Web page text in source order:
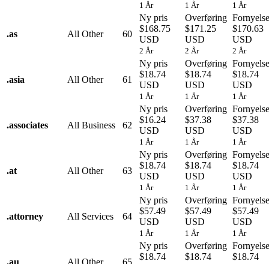
1 År 1 År 1 År
.as All Other 60
Ny pris
$168.75
USD
2 År
Overføring
$171.25
USD
2 År
Fornyelse
$170.63
USD
2 År
.asia All Other 61
Ny pris
$18.74
USD
1 År
Overføring
$18.74
USD
1 År
Fornyelse
$18.74
USD
1 År
.associates All Business 62
Ny pris
$16.24
USD
1 År
Overføring
$37.38
USD
1 År
Fornyelse
$37.38
USD
1 År
.at All Other 63
Ny pris
$18.74
USD
1 År
Overføring
$18.74
USD
1 År
Fornyelse
$18.74
USD
1 År
.attorney All Services 64
Ny pris
$57.49
USD
1 År
Overføring
$57.49
USD
1 År
Fornyelse
$57.49
USD
1 År
Ny pris
$18.74
Overføring
$18.74
Fornyelse
$18.74